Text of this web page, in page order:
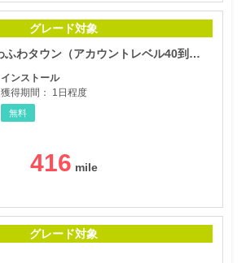
グレード対象
猫とスープ: ふわふわタウン（アカウントレベル40到達）（Android）
インストール
獲得期間：
1日程度
無料
416
グレード対象